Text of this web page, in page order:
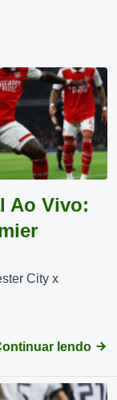
Ao Vivo:
City x
lendo